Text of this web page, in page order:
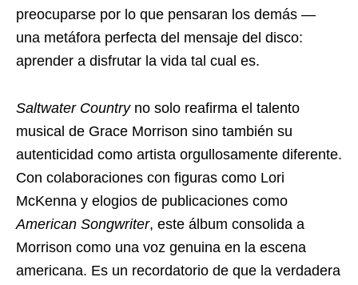
preocuparse por lo que pensaran los demás —
una metáfora perfecta del mensaje del disco:
aprender a disfrutar la vida tal cual es.
Saltwater Countryno solo reafirma el talento
musical de Grace Morrison sino también su
autenticidad como artista orgullosamente diferente.
Con colaboraciones con figuras como Lori
McKenna y elogios de publicaciones como
American Songwriter, este álbum consolida a
Morrison como una voz genuina en la escena
americana. Es un recordatorio de que la verdadera